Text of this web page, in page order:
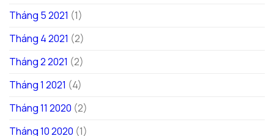
Tháng 5 2021 (1)
Tháng 4 2021 (2)
Tháng 2 2021 (2)
Tháng 1 2021 (4)
Tháng 11 2020 (2)
Tháng 10 2020 (1)